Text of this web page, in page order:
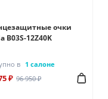
очки
B03S-12Z40K
в 1 салоне
₽ 96 950 ₽